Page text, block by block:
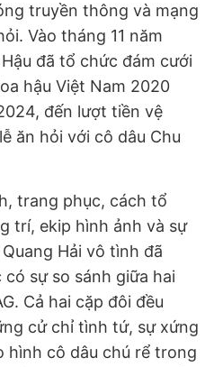
truyền thông và mạng
Vào tháng 11 năm
đã tổ chức đám cưới
hậu Việt Nam 2020
đến lượt tiền vệ
ăn hỏi với cô dâu Chu
trang phục, cách tổ
trí, ekip hình ảnh và sự
Hải vô tình đã
sự so sánh giữa hai
Cả hai cặp đôi đều
cử chỉ tình tứ, sự xứng
hình cô dâu chú rể trong